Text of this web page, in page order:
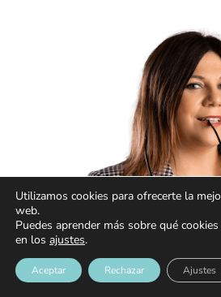
Utilizamos cookies para ofrecerte la
web.
Puedes aprender más sobre qué
en los ajustes.
Aceptar Rechazar Ajustes